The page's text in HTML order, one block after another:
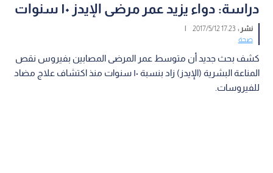
دراسة: دواء يزيد عمر مرضى الإيدز ١٠ سنوات
نشر :17:23 2017/5/12
|
صحة
كشف بحث جديد أن متوسط عمر المرضى المصابين بفيروس نقص
المناعة البشرية (الإيدز) زاد بنسبة ١٠ سنوات منذ اكتشاف علاج مضاد
للفيروسات.